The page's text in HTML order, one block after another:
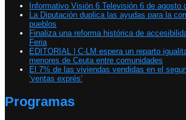
Informativo Visión 6 Televisión 6 de agosto
La Diputación duplica las ayudas para la
pueblos
Finaliza una reforma histórica de
Feria
EDITORIAL | C-LM espera un reparto
menores de Ceuta entre comunidades
El 7% de las viviendas vendidas en el
‘ventas exprés’
Programas